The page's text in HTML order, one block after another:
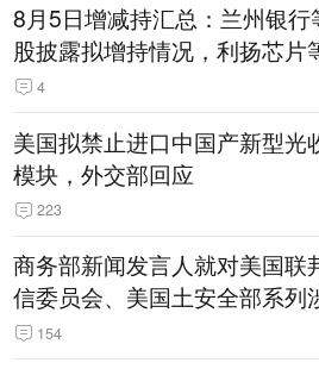
8月5日增减持汇总：兰州银行
股披露拟增持情况，利扬芯片
拟减持（表）
4
美国拟禁止进口中国产新型光
模块，外交部回应
223
商务部新闻发言人就对美国联
信委员会、美国土安全部系列
消极措施实施反制答记者问
154